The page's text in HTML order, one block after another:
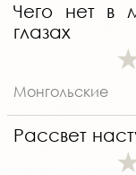
Чего нет в
глазах
Монгольские
Рассвет